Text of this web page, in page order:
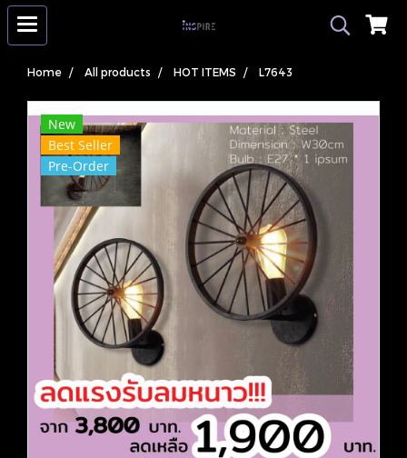
Home All products HOT ITEMS L7643
New
Best Seller
Pre-Order